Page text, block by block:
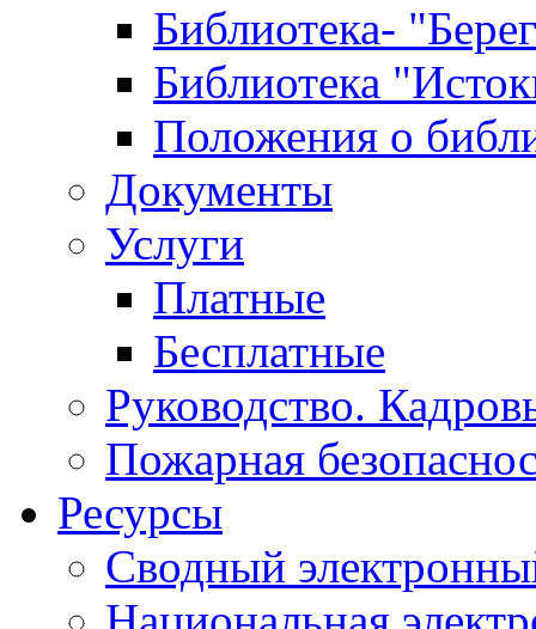
Библиотека-
Библиотека
Положения о
Документы
Услуги
Платные
Бесплатные
Руководство.
Пожарная
Ресурсы
Сводный